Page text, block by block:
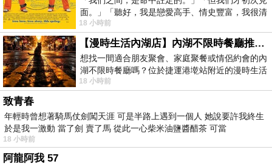
面。」「聽好，我是戀愛高手、情史豐富，我很清
楚這種感覺，你我之間的那種感覺，現
18 小時前
【漫時生活內湖店】內湖不限時餐廳推薦｜捷運港墘站美食，聚餐、約會、家庭聚會首選，正餐甜點一次滿足
想找一間適合朋友聚會、家庭聚餐或情侶約會的內
湖不限時餐廳嗎？位於捷運港墘站附近的漫時生活
內湖店，從捷運站步行約4分鐘即可抵
18 小時前
致青春
年輕時曾想著騎馬仗劍闖天涯 可是半路上遇到一個人 她說要許我終生
於是我一激動 當了劍 賣了馬 從此一心柴米油鹽醬醋茶 可當
18 小時前
阿龍阿我 57